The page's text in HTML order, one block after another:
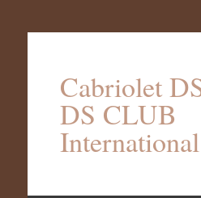
Cabriolet
DS CLUB
International